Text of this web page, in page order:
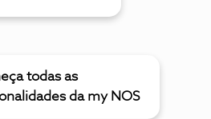
todas as
da my NOS